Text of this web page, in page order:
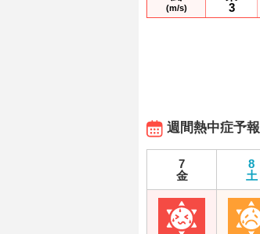
(m/s)
3
週間熱中症予報
7
金
8
土